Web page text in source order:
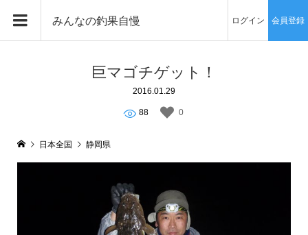
みんなの釣果自慢 ログイン 会員登録
巨マゴチゲット！
2016.01.29
88 0
日本全国 静岡県